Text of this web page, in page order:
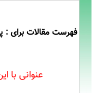
فهرست مقالات برای :
عنوانی با